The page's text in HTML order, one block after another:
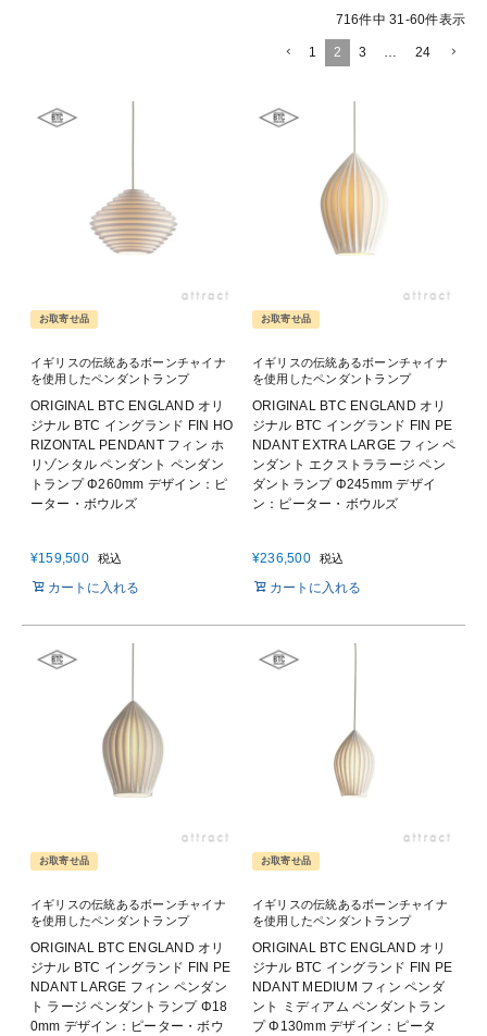
716件中 31 -60件表示
1 2 3 24
お取寄せ品
イギリスの伝統あるボーンチャイナ
を使用したペンダントランプ
ORIGINAL BTC ENGLAND オリ
ジナル BTC イングランド FIN HO
RIZONTAL PENDANT フィン ホ
リゾンタル ペンダント ペンダン
トランプ Φ260mm デザイン：ピ
ーター・ボウルズ
¥159,500 税込
カートに入れる
お取寄せ品
イギリスの伝統あるボーンチャイナ
を使用したペンダントランプ
ORIGINAL BTC ENGLAND オリ
ジナル BTC イングランド FIN PE
NDANT EXTRA LARGE フィン ペ
ンダント エクストララージ ペン
ダントランプ Φ245mm デザイ
ン：ピーター・ボウルズ
¥236,500 税込
カートに入れる
お取寄せ品
イギリスの伝統あるボーンチャイナ
を使用したペンダントランプ
ORIGINAL BTC ENGLAND オリ
ジナル BTC イングランド FIN PE
NDANT LARGE フィン ペンダン
ト ラージ ペンダントランプ Φ18
0mm デザイン：ピーター・ボウ
お取寄せ品
イギリスの伝統あるボーンチャイナ
を使用したペンダントランプ
ORIGINAL BTC ENGLAND オリ
ジナル BTC イングランド FIN PE
NDANT MEDIUM フィン ペンダ
ント ミディアム ペンダントラン
プ Φ130mm デザイン：ピータ